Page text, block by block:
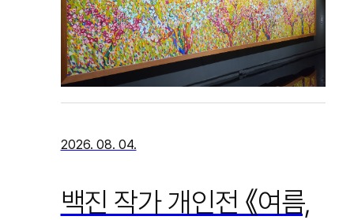
2026. 08. 04.
백진 작가 개인전 《여름,